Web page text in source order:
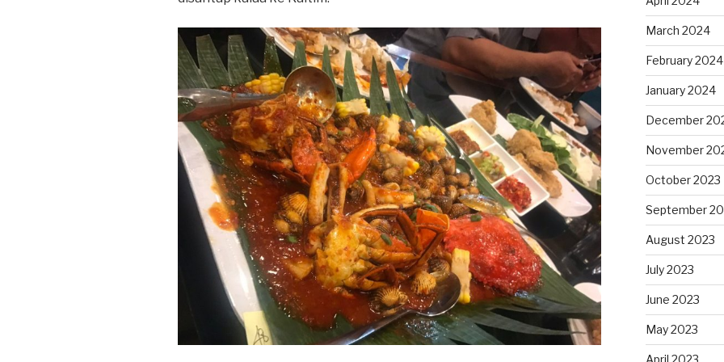
March 2024
February 2024
January 2024
December
November
October 2023
September
August 2023
July 2023
June 2023
May 2023